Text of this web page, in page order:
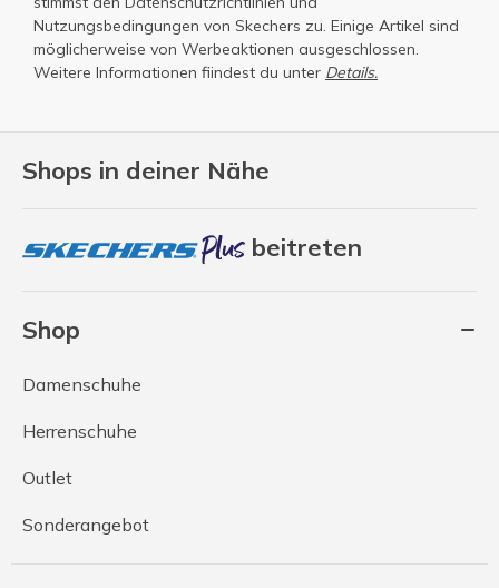
Shops in deiner Nähe
beitreten
Shop
Damenschuhe
Herrenschuhe
Outlet
Sonderangebot
Nutzungsbedingungen von Skechers zu. Einige Artikel sind
möglicherweise von Werbeaktionen ausgeschlossen.
Weitere Informationen fiindest du unter Details.